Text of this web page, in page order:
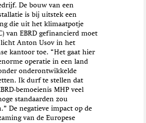
De bouw van een
is bij uitstek een
die uit het klimaatpotje
van EBRD gefinancierd moet
Anton Usov in het
kantoor toe. “Het gaat hier
operatie in een land
onderontwikkelde
Ik durf te stellen dat
bemoeienis MHP veel
standaarden zou
De negatieve impact op de
van de Europese